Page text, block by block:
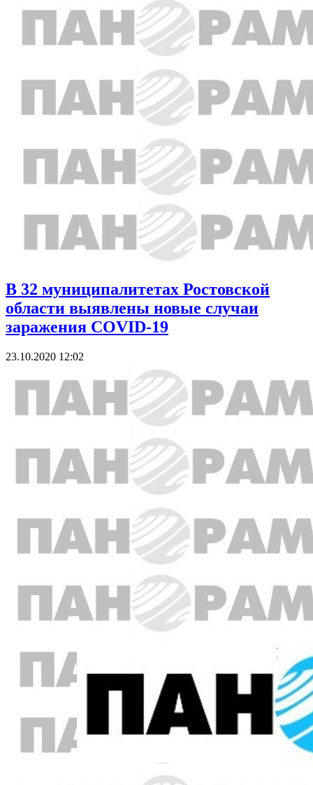
В 32 муниципалитетах Ростовской
области выявлены новые случаи
заражения COVID-19
23.10.2020 12:02